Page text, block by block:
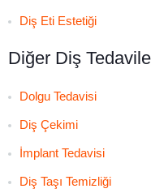
Diş Eti Estetiği
Diğer Diş
Dolgu Tedavisi
Diş Çekimi
İmplant Tedavisi
Diş Taşı Temizliği